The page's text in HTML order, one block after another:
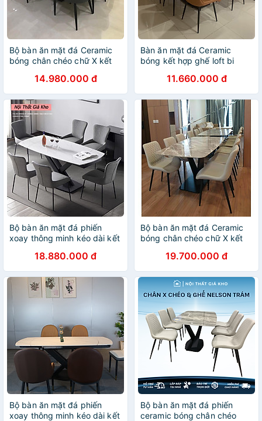
Bộ bàn ăn mặt đá Ceramic
bóng chân chéo chữ X kết
14.980.000 đ
Bàn ăn mặt đá Ceramic
bóng kết hợp ghế loft bi
11.660.000 đ
Bộ bàn ăn mặt đá phiến
xoay thông minh kéo dài kết
18.880.000 đ
Bộ bàn ăn mặt đá Ceramic
bóng chân chéo chữ X kết
19.700.000 đ
Bộ bàn ăn mặt đá phiến
xoay thông minh kéo dài kết
Bộ bàn ăn mặt đá phiến
ceramic bóng chân chéo